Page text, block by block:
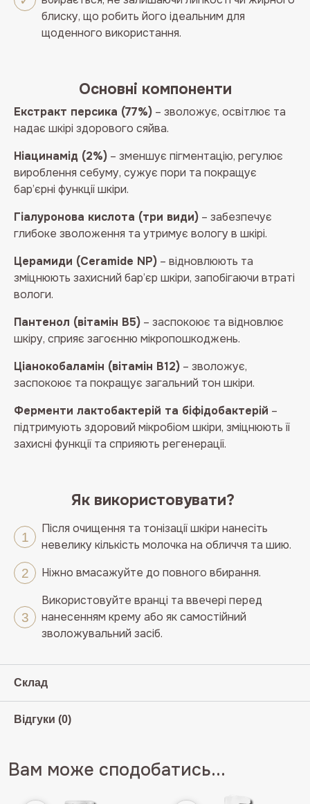
блиску, що робить його ідеальним для
щоденного використання.
Основні компоненти
Екстракт персика (77%) – зволожує, освітлює та
надає шкірі здорового сяйва.
Ніацинамід (2%) – зменшує пігментацію, регулює
вироблення себуму, сужує пори та покращує
бар’єрні функції шкіри.
Гіалуронова кислота (три види) – забезпечує
глибоке зволоження та утримує вологу в шкірі.
Церамиди (Ceramide NP) – відновлюють та
зміцнюють захисний бар’єр шкіри, запобігаючи втраті
вологи.
Пантенол (вітамін B5) – заспокоює та відновлює
шкіру, сприяє загоєнню мікропошкоджень.
Ціанокобаламін (вітамін B12) – зволожує,
заспокоює та покращує загальний тон шкіри.
Ферменти лактобактерій та біфідобактерій –
підтримують здоровий мікробіом шкіри, зміцнюють її
захисні функції та сприяють регенерації.
Як використовувати?
Після очищення та тонізації шкіри нанесіть
невелику кількість молочка на обличчя та шию.
Ніжно вмасажуйте до повного вбирання.
Використовуйте вранці та ввечері перед
нанесенням крему або як самостійний
зволожувальний засіб.
Склад
Відгуки (0)
Вам може сподобатись...